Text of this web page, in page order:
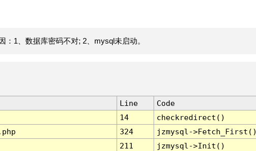
1、数据库密码不对; 2、mysql未启动。
Line
Code
14
checkredirect()
324
jzmysql-
211
jzmysql->Init()